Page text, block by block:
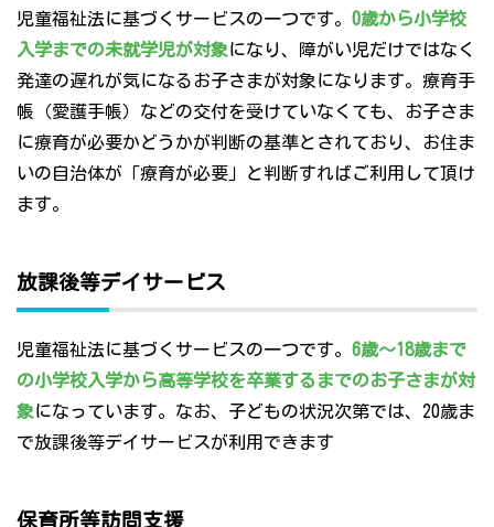
児童福祉法に基づくサービスの一つです。 0歳から小学校
入学までの未就学児が対象になり、障がい児だけではなく
発達の遅れが気になるお子さまが対象になります。療育手
帳（愛護手帳）などの交付を受けていなくても、お子さま
に療育が必要かどうかが判断の基準とされており、お住ま
いの自治体が「療育が必要」と判断すればご利用して頂け
ます。
放課後等デイサービス
児童福祉法に基づくサービスの一つです。 6歳～18歳まで
の小学校入学から高等学校を卒業するまでのお子さまが対
象になっています。なお、子どもの状況次第では、20歳ま
で放課後等デイサービスが利用できます
保育所等訪問支援